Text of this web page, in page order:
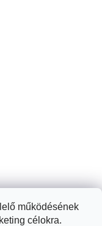
működésének
célokra.